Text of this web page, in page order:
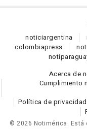
noticiargentina
colombiapress
noti
Acerca de
Cumplimiento
Política de privacidad
© 2026 Notimérica. Está